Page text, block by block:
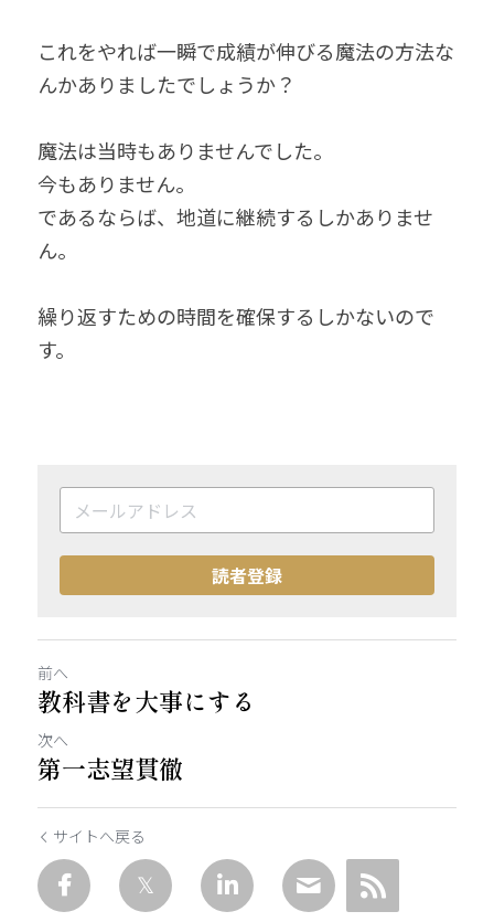
これをやれば一瞬で成績が伸びる魔法の方法な
んかありましたでしょうか？
魔法は当時もありませんでした。
今もありません。
であるならば、地道に継続するしかありませ
ん。
繰り返すための時間を確保するしかないので
す。
読者登録
前へ
教科書を大事にする
次へ
第一志望貫徹
サイトへ戻る